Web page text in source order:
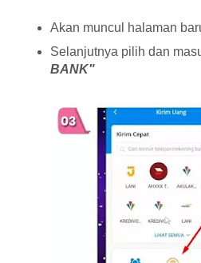
Akan muncul halaman
Selanjutnya pilih dan
BANK"